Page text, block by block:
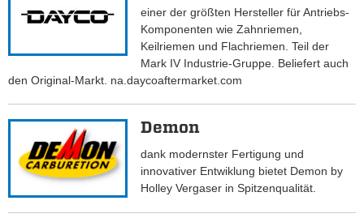
einer der größten Hersteller für Antriebs-
Komponenten wie Zahnriemen,
Keilriemen und Flachriemen. Teil der
Mark IV Industrie-Gruppe. Beliefert auch
den Original-Markt. na.daycoaftermarket.com
Demon
dank modernster Fertigung und
innovativer Entwiklung bietet Demon by
Holley Vergaser in Spitzenqualität.